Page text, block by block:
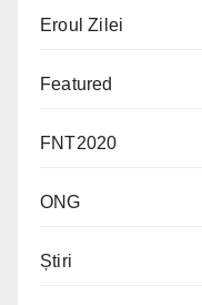
Eroul Zilei
Featured
FNT2020
ONG
Știri